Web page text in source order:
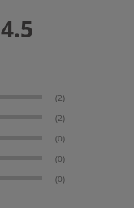
4.5
(2)
(2)
(0)
(0)
(0)